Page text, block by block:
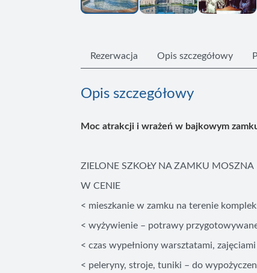
Rezerwacja Opis szczegółowy
Opis szczegółowy
Moc atrakcji i wrażeń w bajkowym
ZIELONE SZKOŁY NA ZAMKU MOSZNA
W CENIE
˂ mieszkanie w zamku na terenie
˂ wyżywienie – potrawy
˂ czas wypełniony warsztatami,
˂ peleryny, stroje, tuniki – do